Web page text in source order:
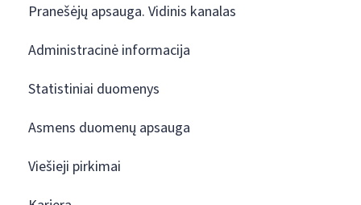
Pranešėjų apsauga. Vidinis kanalas
Administracinė informacija
Statistiniai duomenys
Asmens duomenų apsauga
Viešieji pirkimai